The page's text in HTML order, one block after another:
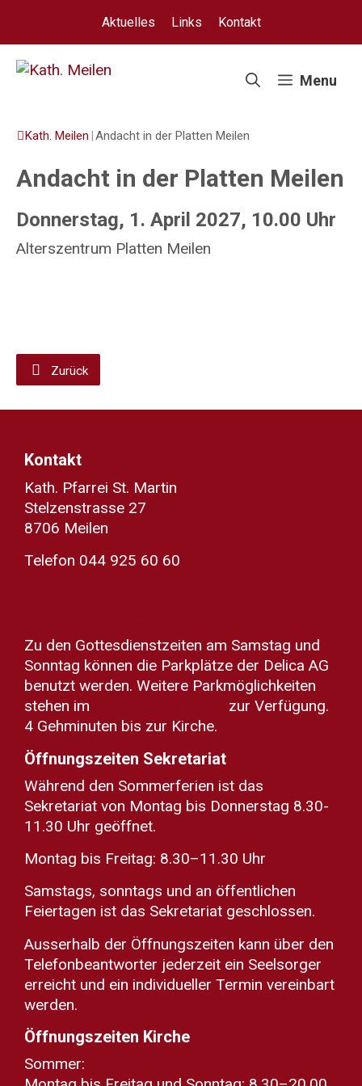
Inhalt
Aktuelles Links Kontakt
Menu
Kath. Meilen |Andacht in der Platten Meilen
Andacht in der Platten Meilen
Donnerstag, 1. April 2027, 10.00 Uhr
Alterszentrum Platten Meilen
Zurück
Kontakt
Kath. Pfarrei St. Martin
Stelzenstrasse 27
8706 Meilen
Telefon 044 925 60 60
Zu den Gottesdienstzeiten am Samstag und
Sonntag können die Parkplätze der Delica AG
benutzt werden. Weitere Parkmöglichkeiten
stehen im
zur Verfügung.
4 Gehminuten bis zur Kirche.
Öffnungszeiten Sekretariat
Während den Sommerferien ist das
Sekretariat von Montag bis Donnerstag 8.30-
11.30 Uhr geöffnet.
Montag bis Freitag: 8.30–11.30 Uhr
Samstags, sonntags und an öffentlichen
Feiertagen ist das Sekretariat geschlossen.
Ausserhalb der Öffnungszeiten kann über den
Telefonbeantworter jederzeit ein Seelsorger
erreicht und ein individueller Termin vereinbart
werden.
Öffnungszeiten Kirche
Sommer: